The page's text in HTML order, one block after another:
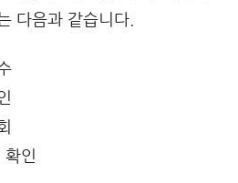
다음과 같습니다.
확인